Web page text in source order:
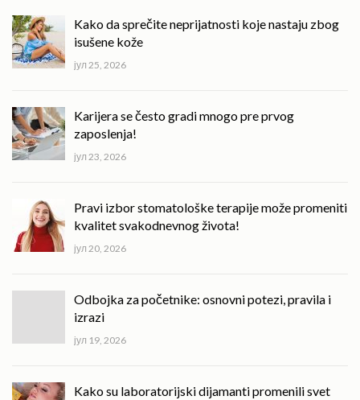
Kako da sprečite neprijatnosti koje nastaju zbog
isušene kože
јул 25, 2026
Karijera se često gradi mnogo pre prvog
zaposlenja!
јул 23, 2026
Pravi izbor stomatološke terapije može promeniti
kvalitet svakodnevnog života!
јул 20, 2026
Odbojka za početnike: osnovni potezi, pravila i
izrazi
јул 19, 2026
Kako su laboratorijski dijamanti promenili svet